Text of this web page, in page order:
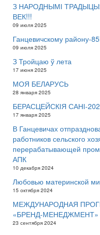
З НАРОДНЫМІ
ВЕК!!!
09 июля 2025
Ганцевичскому району-
09 июля 2025
З Тройцаю ў лета
17 июня 2025
МОЯ БЕЛАРУСЬ
28 января 2025
БЕРАСЦЕЙСКІЯ САНІ-
17 января 2025
В Ганцевичах
работников сельского
перерабатывающей
АПК
10 декабря 2024
Любовью материнской
15 октября 2024
МЕЖДУНАРОДНАЯ
«БРЕНД-МЕНЕДЖМЕНТ»
23 сентября 2024